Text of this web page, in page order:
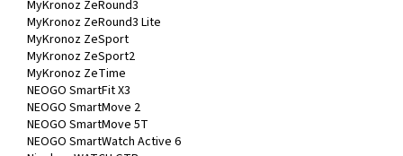
MyKronoz ZeRound3
MyKronoz ZeRound3 Lite
MyKronoz ZeSport
MyKronoz ZeSport2
MyKronoz ZeTime
NEOGO SmartFit X3
NEOGO SmartMove 2
NEOGO SmartMove 5T
NEOGO SmartWatch Active 6